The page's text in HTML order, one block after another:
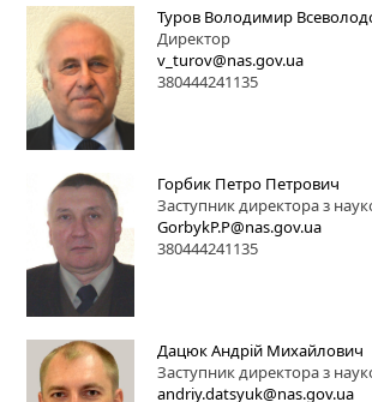
Туров Володимир
Директор
v_turov@nas.gov.ua
380444241135
Горбик Петро Петрович
Заступник директора з
GorbykP.P@nas.gov.ua
380444241135
Дацюк Андрій Михайлович
Заступник директора з
andriy.datsyuk@nas.gov.ua